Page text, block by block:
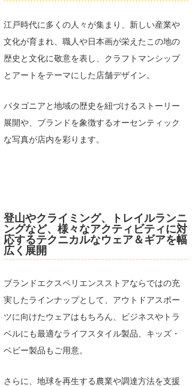
江戸時代に多くの人々が集まり、新しい産業や
文化が育まれ、職人や日本画が栄えたこの地の
歴史と文化に敬意を表し、クラフトマンシップ
とアートをテーマにした店舗デザイン。
パタゴニアと地域の歴史を紐づけるストーリー
展開や、ブランドを象徴するオーセンティック
な写真が店内を彩ります。
登山やクライミング、トレイルランニ
ングなど、様々なアクティビティに対
応するテクニカルなウェア＆ギアを幅
広く展開
ブランドエクスペリエンスストアならではの充
実したラインナップとして、アウトドアスポー
ツに向けたウェアはもちろん、ビジネスやトラ
ベルにも最適なライフスタイル製品、キッズ・
ベビー製品もご用意。
さらに、地球を再生する農業や調達方法を支援